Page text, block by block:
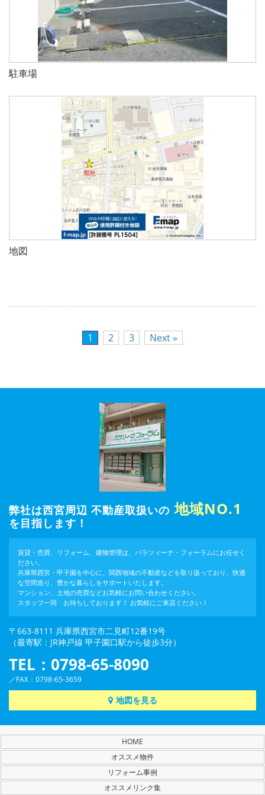
駐車場
地図
1 2 3 Next »
弊社は西宮周辺 不動産取扱いの 地域NO.1
を目指します！
賃貸・売買、リフォーム、建物管理は、パラツィーナ・フォーラムにお任せく
ださい。
兵庫県西宮・甲子園を中心に、関西地域の不動産などを取り扱っており、快適
な空間造り、豊かな暮らしをサポートいたします。
マンション、土地の売買などお気軽にお問い合わせください。
スタッフ一同 お待ちしております！ お気軽にご来店ください！
〒663-8111 兵庫県西宮市二見町12番19号
（最寄駅：JR神戸線 甲子園口駅から徒歩3分）
TEL：0798-65-8090
／FAX：0798-65-3659
地図を見る
HOME
オススメ物件
リフォーム事例
オススメリンク集